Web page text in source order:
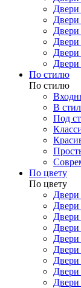
Двери
Двери
Двери
Двери
Двери
По стилю
По стилю
В
Под
По цвету
По цвету
Двери
Двери
Двери
Двери
Двери
Двери
Двери